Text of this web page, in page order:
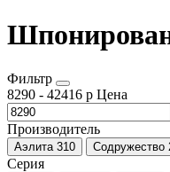
Фильтр
8290 - 42416 р Цена
Производитель
Аэлита 310 Содружество
Серия